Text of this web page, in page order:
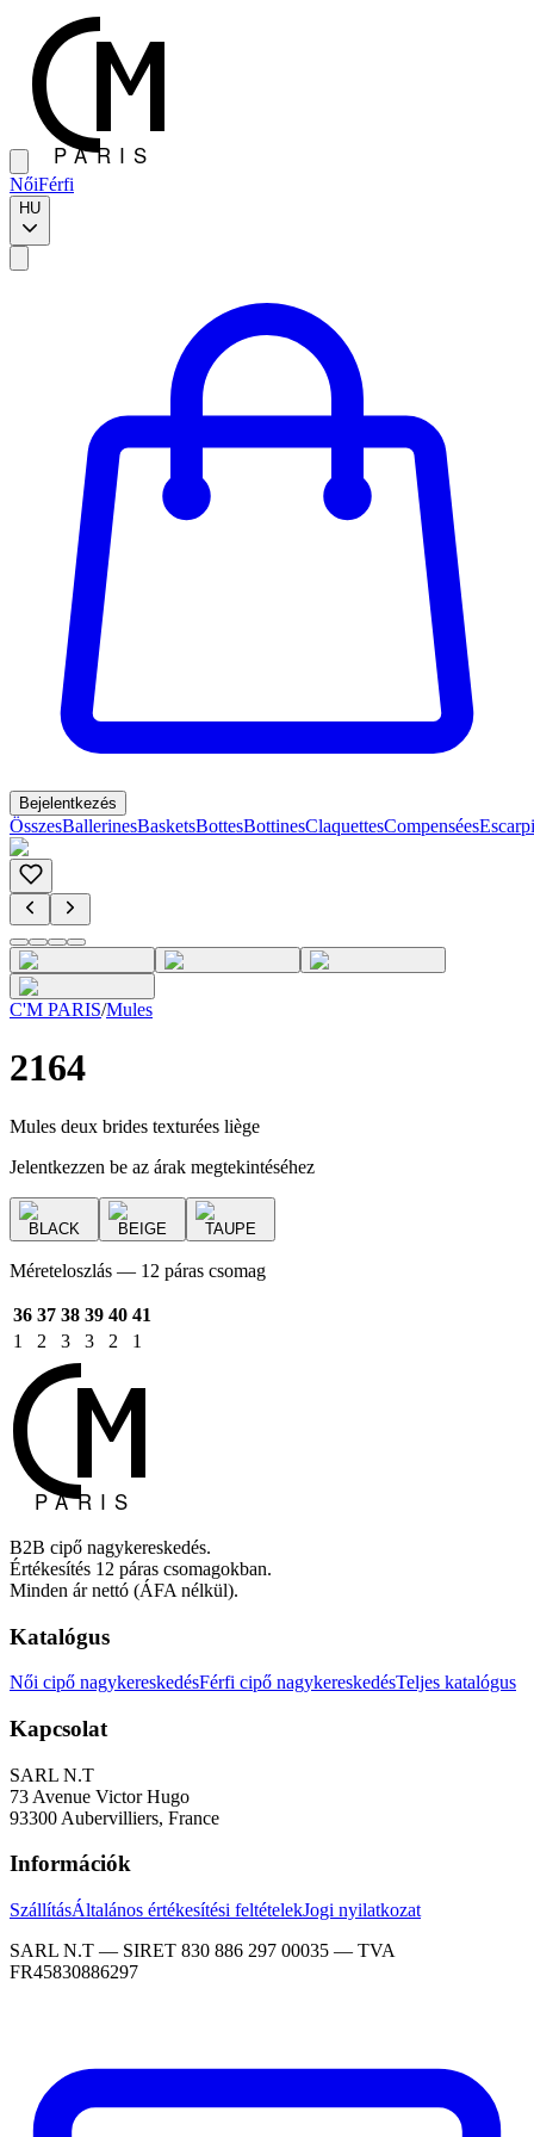
NőiFérfi
HU
Bejelentkezés
ÖsszesBallerinesBasketsBottesBottinesClaquettesCompensées
C'M PARIS/Mules
2164
Mules deux brides texturées liège
Jelentkezzen be az árak megtekintéséhez
BLACK BEIGE TAUPE
Méreteloszlás — 12 páras csomag
36 37 38 39 40 41
1
2 3 3 2 1
B2B cipő nagykereskedés.
Értékesítés 12 páras csomagokban.
Minden ár nettó (ÁFA nélkül).
Katalógus
Női cipő nagykereskedésFérfi cipő nagykereskedésTeljes katalógus
Kapcsolat
SARL N.T
73 Avenue Victor Hugo
93300 Aubervilliers, France
Információk
SzállításÁltalános értékesítési feltételekJogi nyilatkozat
SARL N.T — SIRET 830 886 297 00035 — TVA
FR45830886297